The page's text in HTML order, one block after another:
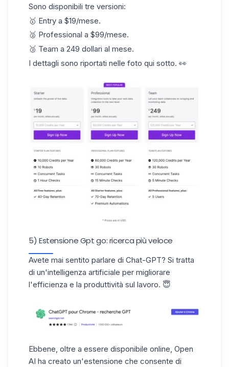
Sono disponibili tre versioni:
🥇 Entry a $19/mese.
🥈 Professional a $99/mese.
🥉 Team a 249 dollari al mese.
I dettagli sono riportati nelle foto qui sotto. 👀
5) Estensione Gpt go: ricerca più veloce
Avete mai sentito parlare di Chat-GPT? Si tratta
di un'intelligenza artificiale per migliorare
l'efficienza e la produttività sul lavoro. 😇
Ebbene, oltre a essere disponibile online, Open
AI ha creato un'estensione che consente di